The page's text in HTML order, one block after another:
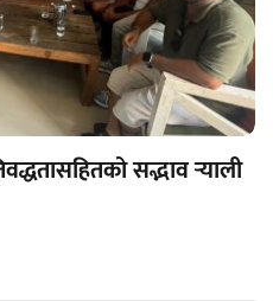
सद्भाव र्‍याली